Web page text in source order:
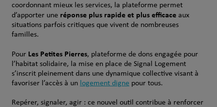
coordonnant mieux les services, la plateforme permet
d’apporter une réponse plus rapide et plus efficaceaux
situations parfois critiques que vivent de nombreuses
familles.
Pour Les Petites Pierres, plateforme de dons engagée pour
l’habitat solidaire, la mise en place de Signal Logement
s’inscrit pleinement dans une dynamique collective visant à
favoriser l’accès à un logement digne pour tous.
Repérer, signaler, agir : ce nouvel outil contribue à renforcer